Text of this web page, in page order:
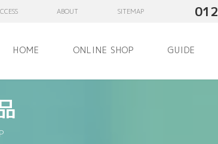
ABOUT SITEMAP
HOME ONLINE SHOP GUIDE